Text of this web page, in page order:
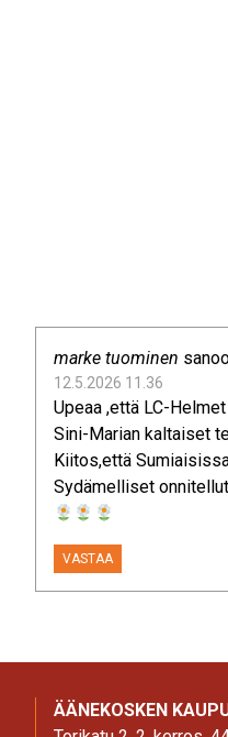
marke tuominen
12.5.2026 11.36
Upeaa ,että LC-
Sini-Marian kaltaiset
Kiitos,että
Sydämelliset
VASTAA
ÄÄNEKOSKEN